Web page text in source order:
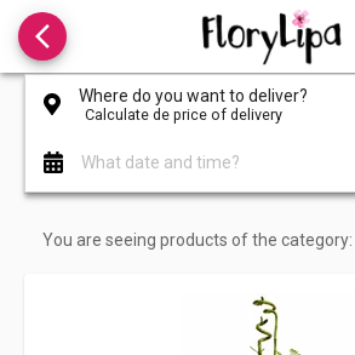
Where do you want to deliver?
Calculate de price of delivery
What date and time?
arrow_back_ios_new
You are seeing products of the category: